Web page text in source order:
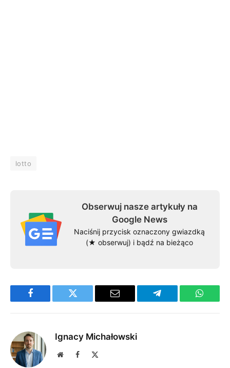
lotto
Obserwuj nasze artykuły na
Google News
Naciśnij przycisk oznaczony gwiazdką
(★ obserwuj) i bądź na bieżąco
Facebook Twitter Email Telegram
Ignacy Michałowski
WebsiteFacebook